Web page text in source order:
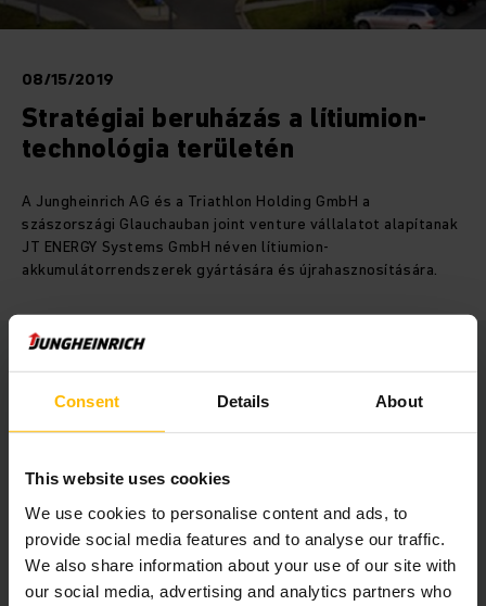
Consent Details About
This website uses cookies
We use cookies to personalise content and ads, to
provide social media features and to analyse our traffic.
We also share information about your use of our site with
our social media, advertising and analytics partners who
08/15/2019
Stratégiai beruházás a lítiumion-
technológia területén
A Jungheinrich AG és a Triathlon Holding GmbH a
szászországi Glauchauban joint venture vállalatot alapítanak
JT ENERGY Systems GmbH néven lítiumion-
akkumulátorrendszerek gyártására és újrahasznosítására.
Download Image
REGISZTRÁCIÓ